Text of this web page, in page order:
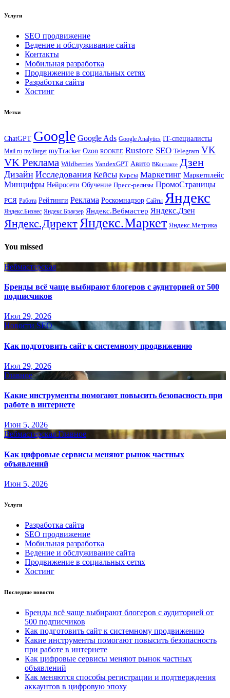
Услуги
SEO продвижение
Ведение и обслуживание сайта
Контакты
Мобильная разработка
Продвижение в социальных сетях
Разработка сайта
Хостинг
Метки
ChatGPT Google Google Ads Google Analytics IT-специалисты
Mail.ru myTarget myTracker Ozon ROOKEE Rustore SEO Telegram VK
VK Реклама Wildberries YandexGPT Авито ВКонтакте Дзен
Дизайн Исследования Кейсы Курсы Маркетинг Маркетплейс
Минцифры Нейросети Обучение Пресс-релизы ПромоСтраницы
РСЯ Работа Рейтинги Реклама Роскомнадзор Сайты Яндекс
Яндекс.Бизнес Яндекс.Браузер Яндекс.Вебмастер Яндекс.Дзен
Яндекс.ДиректЯндекс.Маркет Яндекс.Метрика
You missed
Вебмастерская
Бренды всё чаще выбирают блогеров с аудиторией от 500
подписчиков
Июл 29, 2026
Новости SEO
Как подготовить сайт к системному продвижению
Июл 29, 2026
Главное
Какие инструменты помогают повысить безопасность при
работе в интернете
Июн 5, 2026
Вебмастерская Главное
Как цифровые сервисы меняют рынок частных
объявлений
Июн 5, 2026
Услуги
Разработка сайта
SEO продвижение
Мобильная разработка
Ведение и обслуживание сайта
Продвижение в социальных сетях
Хостинг
Последние новости
Бренды всё чаще выбирают блогеров с аудиторией от
500 подписчиков
Как подготовить сайт к системному продвижению
Какие инструменты помогают повысить безопасность
при работе в интернете
Как цифровые сервисы меняют рынок частных
объявлений
Как меняются способы регистрации и подтверждения
аккаунтов в цифровую эпоху